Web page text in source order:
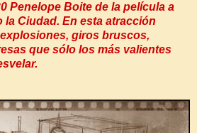
Penelope Boite de la película a
Ciudad. En esta atracción
giros bruscos,
que sólo los más valientes